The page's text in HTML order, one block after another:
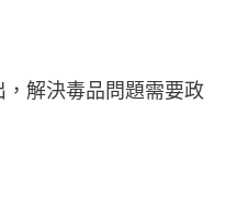
解決毒品問題需要政